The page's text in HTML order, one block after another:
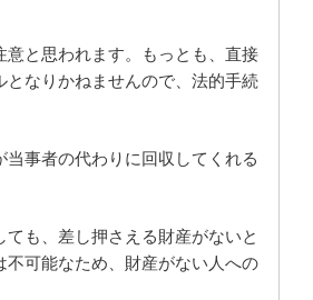
意と思われます。もっとも、直接
なりかねませんので、法的手続
事者の代わりに回収してくれる
も、差し押さえる財産がないと
可能なため、財産がない人への